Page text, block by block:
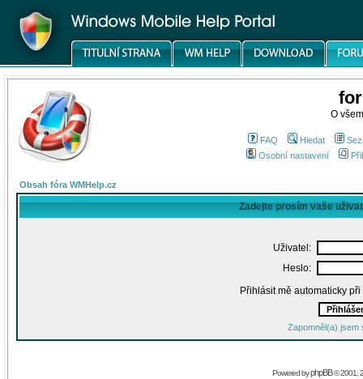
O
FAQ Hledat
Osobní nastavení
Obsah fóra WMHelp.cz
Zadejte prosím vaše
Uživatel:
Heslo:
Přihlásit mě automaticky
Zapomněl(a) jsem
Powered byphpBB© 2001,